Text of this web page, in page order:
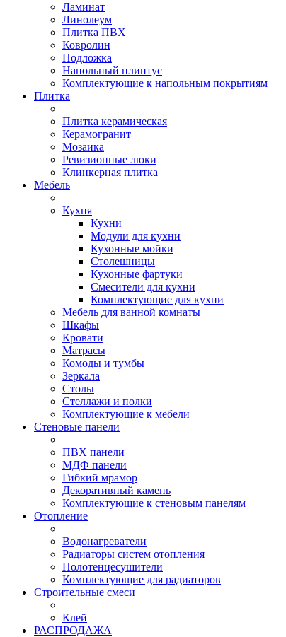
Ламинат
Линолеум
Плитка ПВХ
Ковролин
Подложка
Напольный плинтус
Комплектующие к напольным покрытиям
Плитка
Плитка керамическая
Керамогранит
Мозаика
Ревизионные люки
Клинкерная плитка
Мебель
Кухня
Кухни
Модули для кухни
Кухонные мойки
Столешницы
Кухонные фартуки
Смесители для кухни
Комплектующие для кухни
Мебель для ванной комнаты
Шкафы
Кровати
Матрасы
Комоды и тумбы
Зеркала
Столы
Стеллажи и полки
Комплектующие к мебели
Стеновые панели
ПВХ панели
МДФ панели
Гибкий мрамор
Декоративный камень
Комплектующие к стеновым панелям
Отопление
Водонагреватели
Радиаторы систем отопления
Полотенцесушители
Комплектующие для радиаторов
Строительные смеси
Клей
РАСПРОДАЖА